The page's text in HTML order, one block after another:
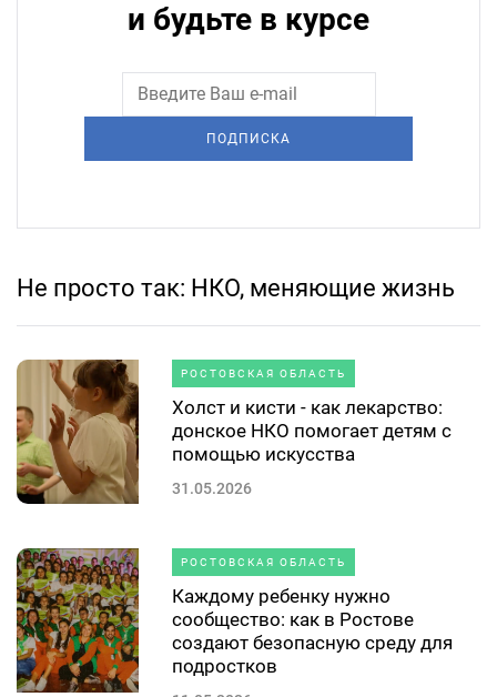
и будьте в курсе
ПОДПИСКА
Не просто так: НКО, меняющие жизнь
РОСТОВСКАЯ ОБЛАСТЬ
Холст и кисти - как лекарство:
донское НКО помогает детям с
помощью искусства
31.05.2026
РОСТОВСКАЯ ОБЛАСТЬ
Каждому ребенку нужно
сообщество: как в Ростове
создают безопасную среду для
подростков